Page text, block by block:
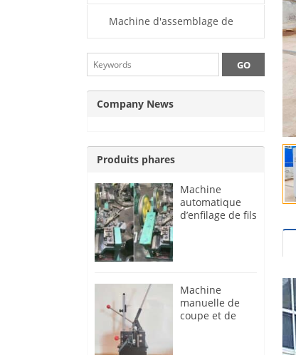
acierMachine d'assemblage de
jantes
Company News
Produits phares
Machine
automatique
d’enfilage de fils
Machine
manuelle de
coupe et de